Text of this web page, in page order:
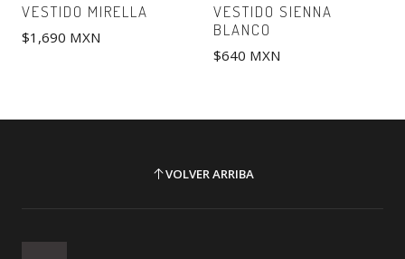
VESTIDO MIRELLA
$1,690 MXN
VESTIDO SIENNA
BLANCO
$640 MXN
VOLVER ARRIBA